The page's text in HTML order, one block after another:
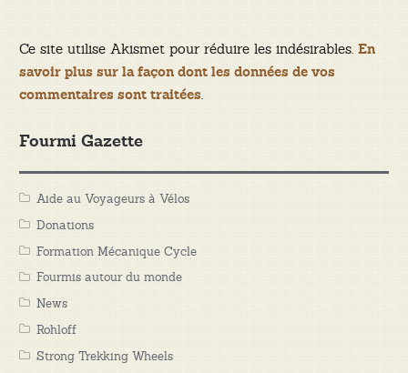
Ce site utilise Akismet pour réduire les indésirables. En
savoir plus sur la façon dont les données de vos
commentaires sont traitées.
Fourmi Gazette
Aide au Voyageurs à Vélos
Donations
Formation Mécanique Cycle
Fourmis autour du monde
News
Rohloff
Strong Trekking Wheels